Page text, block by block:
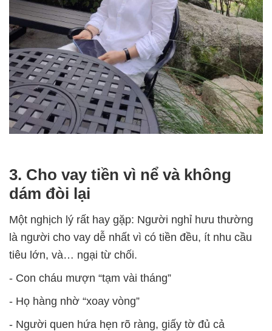
3. Cho vay tiền vì nể và không
dám đòi lại
Một nghịch lý rất hay gặp: Người nghỉ hưu thường
là người cho vay dễ nhất vì có tiền đều, ít nhu cầu
tiêu lớn, và… ngại từ chối.
- Con cháu mượn “tạm vài tháng”
- Họ hàng nhờ “xoay vòng”
- Người quen hứa hẹn rõ ràng, giấy tờ đủ cả